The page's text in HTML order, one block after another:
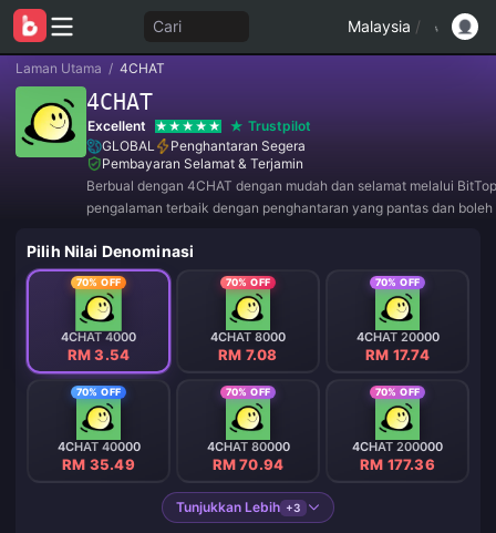
Cari Malaysia /
Laman Utama / 4CHAT
4CHAT
Excellent
Trustpilot
GLOBAL
Penghantaran Segera
Pembayaran Selamat & Terjamin
Berbual dengan 4CHAT dengan mudah dan selamat melalui
pengalaman terbaik dengan penghantaran yang pantas dan
Pilih Nilai Denominasi
70% OFF
4CHAT 4000
RM 3.54
70% OFF
4CHAT 8000
RM 7.08
70% OFF
4CHAT 20000
RM 17.74
70% OFF
4CHAT 40000
RM 35.49
70% OFF
4CHAT 80000
RM 70.94
70% OFF
4CHAT 200000
RM 177.36
Tunjukkan Lebih +3